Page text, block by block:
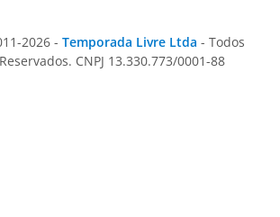
2026 - Temporada Livre Ltda - Todos
CNPJ 13.330.773/0001-88